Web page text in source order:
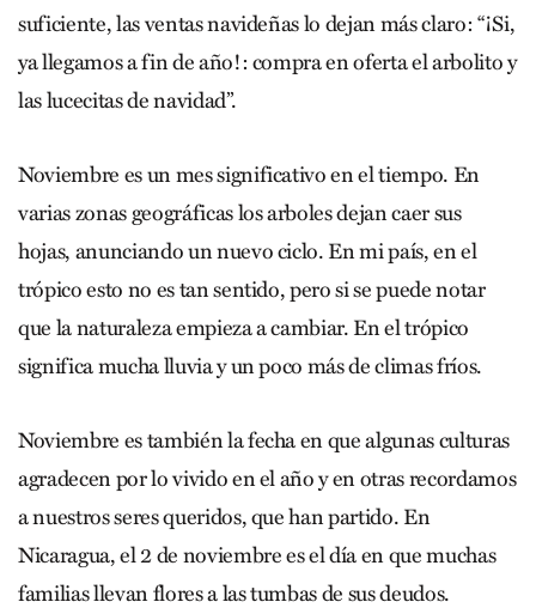
suficiente, las ventas navideñas lo dejan más claro: “¡Si,
ya llegamos a fin de año!: compra en oferta el arbolito y
las lucecitas de navidad”.
Noviembre es un mes significativo en el tiempo. En
varias zonas geográficas los arboles dejan caer sus
hojas, anunciando un nuevo ciclo. En mi país, en el
trópico esto no es tan sentido, pero si se puede notar
que la naturaleza empieza a cambiar. En el trópico
significa mucha lluvia y un poco más de climas fríos.
Noviembre es también la fecha en que algunas culturas
agradecen por lo vivido en el año y en otras recordamos
a nuestros seres queridos, que han partido. En
Nicaragua, el 2 de noviembre es el día en que muchas
familias llevan flores a las tumbas de sus deudos.